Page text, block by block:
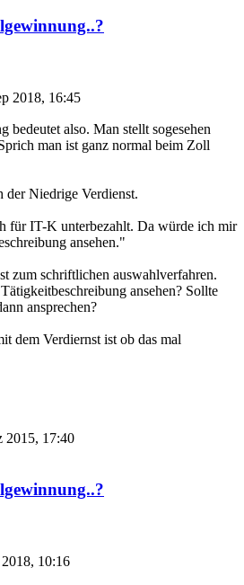
2018, 16:45
bedeutet also. Man stellt sogesehen
man ist ganz normal beim Zoll
der Niedrige Verdienst.
für IT-K unterbezahlt. Da würde ich mir
ansehen."
zum schriftlichen auswahlverfahren.
ansehen? Sollte
ansprechen?
dem Verdiernst ist ob das mal
2015, 17:40
10:16